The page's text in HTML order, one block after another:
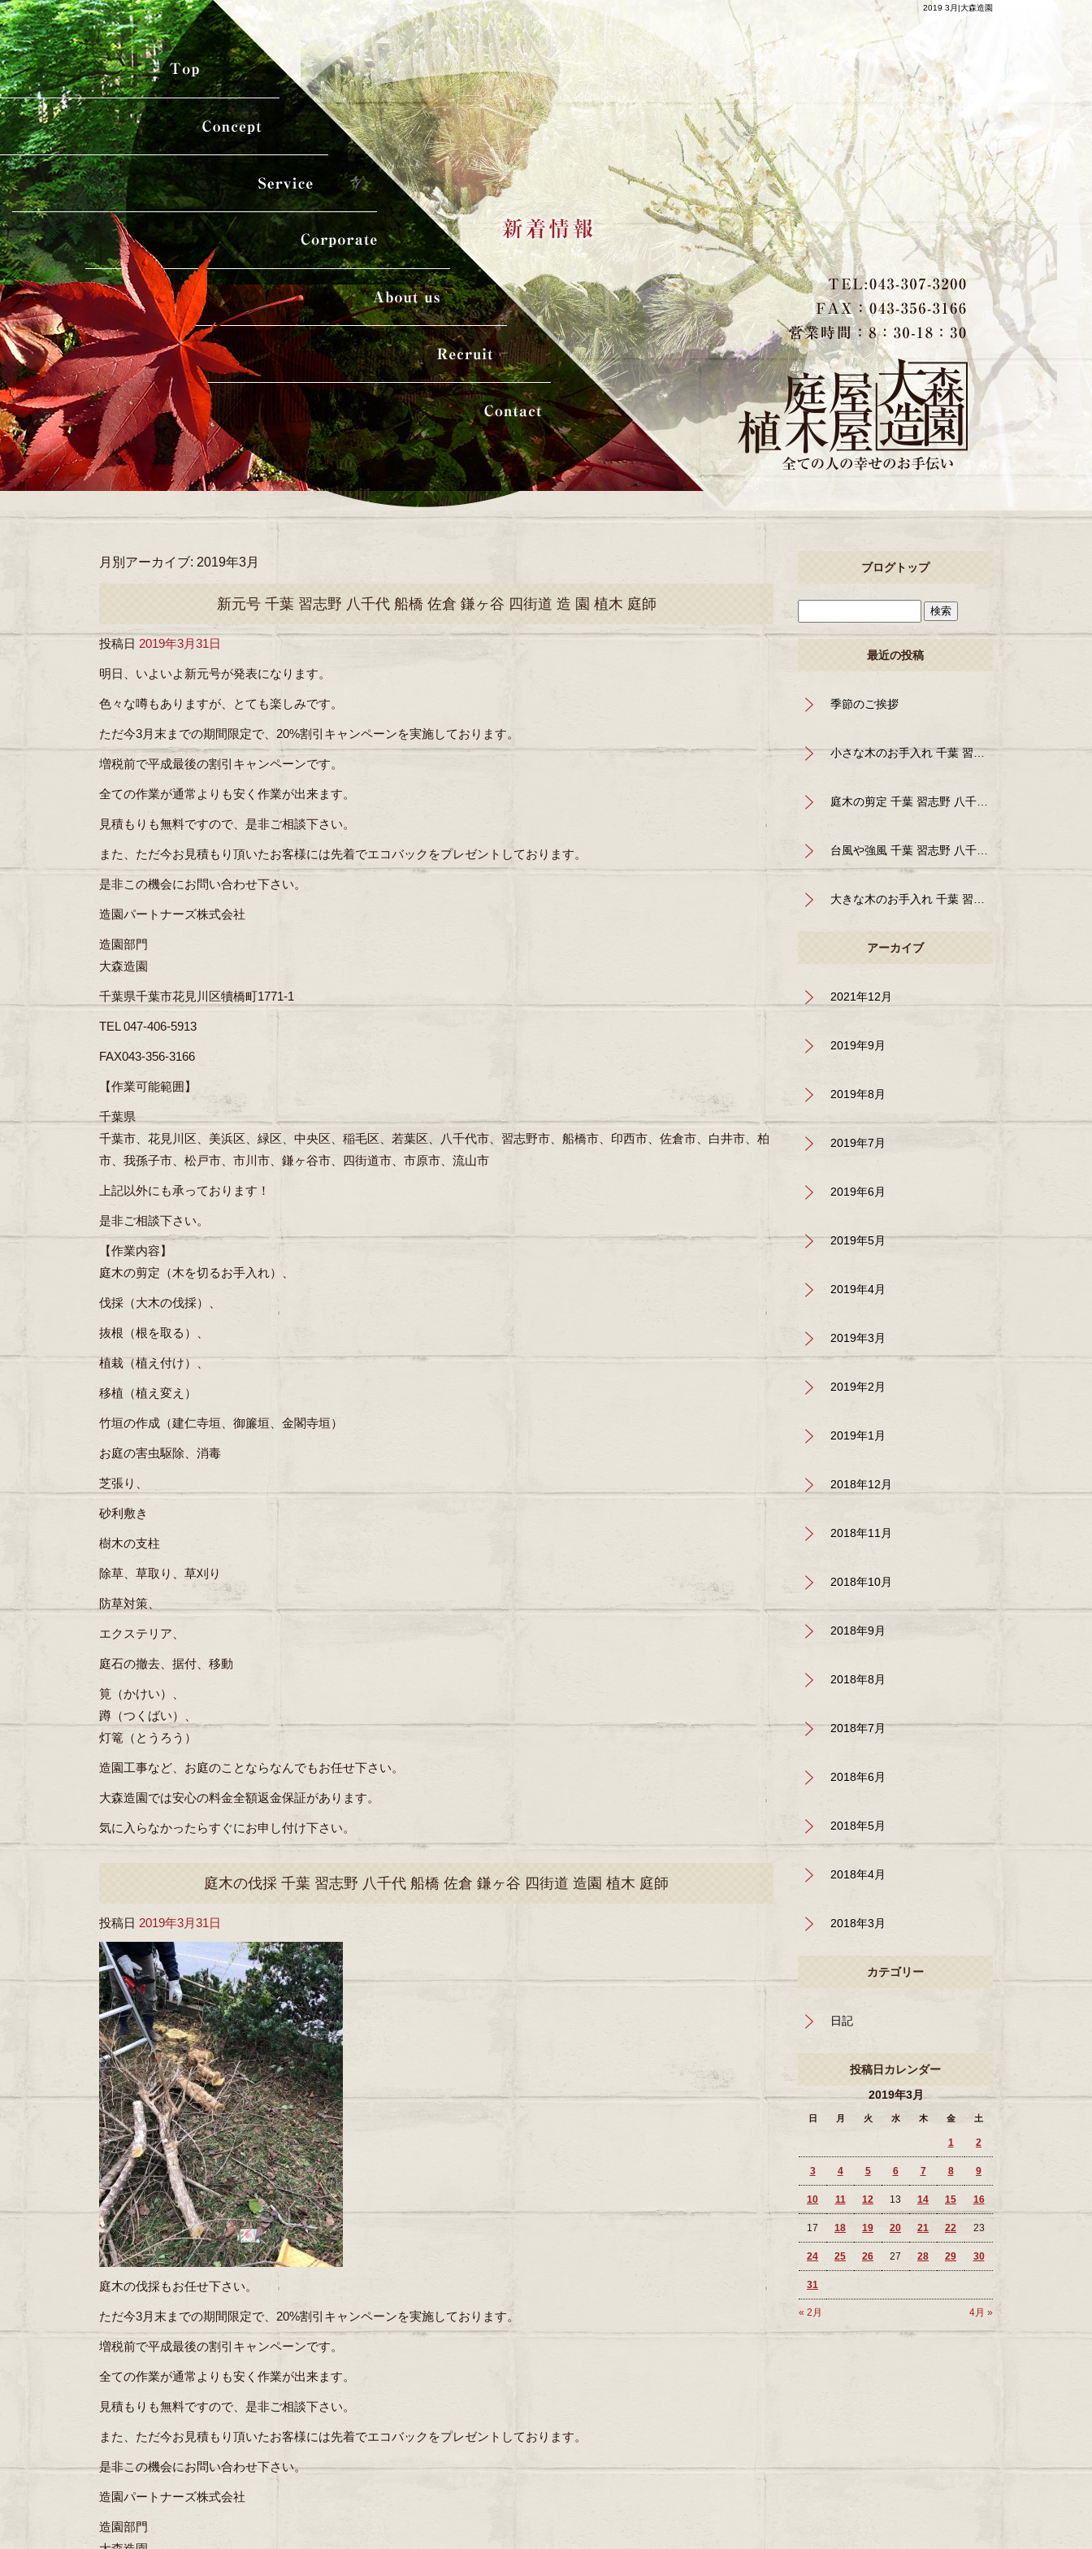
2019 3月|大森造園
月別アーカイブ: 2019年3月
新元号 千葉 習志野 八千代 船橋 佐倉 鎌ヶ谷 四街道 造 園 植木 庭師
投稿日 2019年3月31日
明日、いよいよ新元号が発表になります。
色々な噂もありますが、とても楽しみです。
ただ今3月末までの期間限定で、20%割引キャンペーンを実施しております。
増税前で平成最後の割引キャンペーンです。
全ての作業が通常よりも安く作業が出来ます。
見積もりも無料ですので、是非ご相談下さい。
また、ただ今お見積もり頂いたお客様には先着でエコバックをプレゼントしております。
是非この機会にお問い合わせ下さい。
造園パートナーズ株式会社
造園部門
大森造園
千葉県千葉市花見川区犢橋町1771-1
TEL 047-406-5913
FAX043-356-3166
【作業可能範囲】
千葉県
千葉市、花見川区、美浜区、緑区、中央区、稲毛区、若葉区、八千代市、習志野市、船橋市、印西市、佐倉市、白井市、柏
市、我孫子市、松戸市、市川市、鎌ヶ谷市、四街道市、市原市、流山市
上記以外にも承っております！
是非ご相談下さい。
【作業内容】
庭木の剪定（木を切るお手入れ）、
伐採（大木の伐採）、
抜根（根を取る）、
植栽（植え付け）、
移植（植え変え）
竹垣の作成（建仁寺垣、御簾垣、金閣寺垣）
お庭の害虫駆除、消毒
芝張り、
砂利敷き
樹木の支柱
除草、草取り、草刈り
防草対策、
エクステリア、
庭石の撤去、据付、移動
筧（かけい）、
蹲（つくばい）、
灯篭（とうろう）
造園工事など、お庭のことならなんでもお任せ下さい。
大森造園では安心の料金全額返金保証があります。
気に入らなかったらすぐにお申し付け下さい。
庭木の伐採 千葉 習志野 八千代 船橋 佐倉 鎌ヶ谷 四街道 造園 植木 庭師
投稿日 2019年3月31日
庭木の伐採もお任せ下さい。
ただ今3月末までの期間限定で、20%割引キャンペーンを実施しております。
増税前で平成最後の割引キャンペーンです。
全ての作業が通常よりも安く作業が出来ます。
見積もりも無料ですので、是非ご相談下さい。
また、ただ今お見積もり頂いたお客様には先着でエコバックをプレゼントしております。
是非この機会にお問い合わせ下さい。
造園パートナーズ株式会社
造園部門
ブログトップ
最近の投稿
季節のご挨拶
小さな木のお手入れ 千葉 習志野 八千代 船橋 佐倉 鎌ヶ 谷 四街道 造園 植木 庭師
アーカイブ
2021年12月
2019年9月
2019年8月
2019年7月
2019年6月
2019年5月
2019年4月
2019年3月
2019年2月
2019年1月
2018年12月
2018年11月
2018年10月
2018年9月
2018年8月
2018年7月
2018年6月
2018年5月
2018年4月
2018年3月
カテゴリー
日記
投稿日カレンダー
2019年3月
日 月 火 水 木 金 土
« 2月 4月 »
1 2
3 4 5 6 7 8 9
10 11 12 13 14 15 16
17 18 19 20 21 22 23
24 25 26 27 28 29 30
31